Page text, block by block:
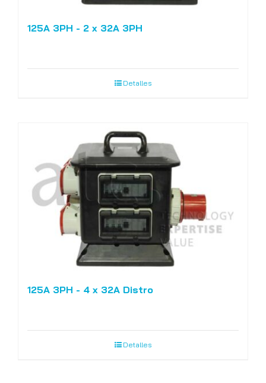
125A 3PH - 2 x 32A 3PH
Detalles
125A 3PH - 4 x 32A Distro
Detalles